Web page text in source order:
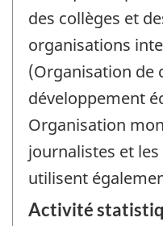
des collèges et
organisations
(Organisation de
développement
Organisation
journalistes et
utilisent
Activité